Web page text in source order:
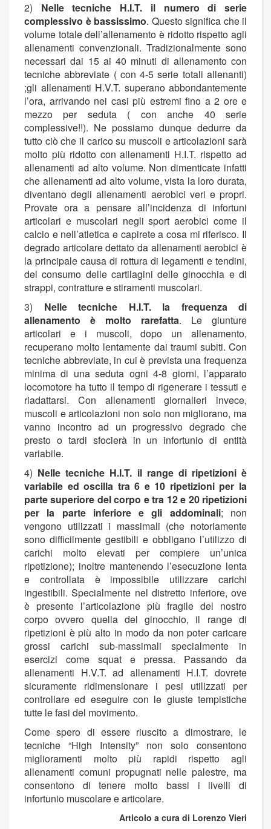
2) Nelle tecniche H.I.T. il numero di serie
complessivo è bassissimo. Questo significa che il
volume totale dell’allenamento è ridotto rispetto agli
allenamenti convenzionali. Tradizionalmente sono
necessari dai 15 ai 40 minuti di allenamento con
tecniche abbreviate ( con 4-5 serie totali allenanti)
;gli allenamenti H.V.T. superano abbondantemente
l’ora, arrivando nei casi più estremi fino a 2 ore e
mezzo per seduta ( con anche 40 serie
complessive!!). Ne possiamo dunque dedurre da
tutto ciò che il carico su muscoli e articolazioni sarà
molto più ridotto con allenamenti H.I.T. rispetto ad
allenamenti ad alto volume. Non dimenticate infatti
che allenamenti ad alto volume, vista la loro durata,
diventano degli allenamenti aerobici veri e propri.
Provate ora a pensare all’incidenza di infortuni
articolari e muscolari negli sport aerobici come il
calcio e nell’atletica e capirete a cosa mi riferisco. Il
degrado articolare dettato da allenamenti aerobici è
la principale causa di rottura di legamenti e tendini,
del consumo delle cartilagini delle ginocchia e di
strappi, contratture e stiramenti muscolari.
3) Nelle tecniche H.I.T. la frequenza di
allenamento è molto rarefatta. Le giunture
articolari e i muscoli, dopo un allenamento,
recuperano molto lentamente dai traumi subiti. Con
tecniche abbreviate, in cui è prevista una frequenza
minima di una seduta ogni 4-8 giorni, l’apparato
locomotore ha tutto il tempo di rigenerare i tessuti e
riadattarsi. Con allenamenti giornalieri invece,
muscoli e articolazioni non solo non migliorano, ma
vanno incontro ad un progressivo degrado che
presto o tardi sfocierà in un infortunio di entità
variabile.
4) Nelle tecniche H.I.T. il range di ripetizioni è
variabile ed oscilla tra 6 e 10 ripetizioni per la
parte superiore del corpo e tra 12 e 20 ripetizioni
per la parte inferiore e gli addominali; non
vengono utilizzati i massimali (che notoriamente
sono difficilmente gestibili e obbligano l’utilizzo di
carichi molto elevati per compiere un’unica
ripetizione); inoltre mantenendo l’esecuzione lenta
e controllata è impossibile utilizzare carichi
ingestibili. Specialmente nel distretto inferiore, ove
è presente l’articolazione più fragile del nostro
corpo ovvero quella del ginocchio, il range di
ripetizioni è più alto in modo da non poter caricare
grossi carichi sub-massimali specialmente in
esercizi come squat e pressa. Passando da
allenamenti H.V.T. ad allenamenti H.I.T. dovrete
sicuramente ridimensionare i pesi utilizzati per
controllare ed eseguire con le giuste tempistiche
tutte le fasi del movimento.
Come spero di essere riuscito a dimostrare, le
tecniche “High Intensity” non solo consentono
miglioramenti molto più rapidi rispetto agli
allenamenti comuni propugnati nelle palestre, ma
consentono di tenere molto bassi i livelli di
infortunio muscolare e articolare.
Articolo a cura di Lorenzo Vieri